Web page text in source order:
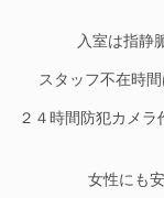
入室は指静
スタッフ不在時
２４時間防犯カメ
女性にも